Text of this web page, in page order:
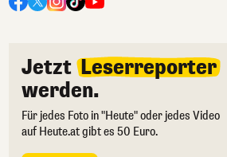
Jetzt Leserreporter
werden.
Für jedes Foto in "Heute" oder jedes Video
auf Heute.at gibt es 50 Euro.